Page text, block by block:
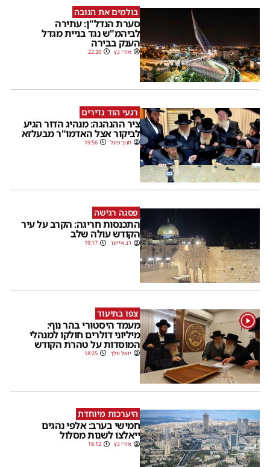
בולמים את הגובה
סערת הנדל"ן: עתירה
לביהמ"ש נגד בניית מגדל
הענק בבירה
אורי כץ 22:20
רגעי הוד נדירים
ציר ההנהגה: מנהיג הדור הגיע
לביקור אצל האדמו"ר מבעלזא
חנוך פוגל 19:56
פסגה רגישה
התכנסות חריגה: הקרב על עיר
הקודש עולה שלב
דב אייזנר 19:17
1 צפו בתיעוד
מעמד היסטורי בהר נוף:
מיליוני דולרים חולקו למנהלי
המוסדות על טהרת הקודש
יואל וולך 18:25
היערכות מיוחדת
חמישי בערב: אלפי נהגים
ייאלצו לשנות מסלול
אורי כץ 16:12